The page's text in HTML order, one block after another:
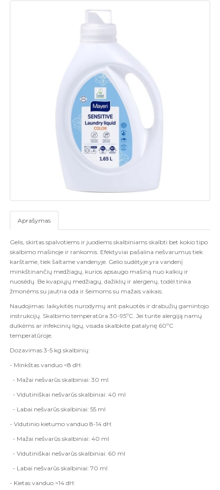
Aprašymas
Gelis, skirtas spalvotiems ir juodiems skalbiniams skalbti bet kokio tipo
skalbimo mašinoje ir rankomis. Efektyviai pašalina nešvarumus tiek
karštame, tiek šaltame vandenyje. Gelio sudėtyje yra vandenį
minkštinančių medžiagų, kurios apsaugo mašiną nuo kalkių ir
nuosėdų. Be kvapiųjų medžiagų, dažiklių ir alergenų, todėl tinka
žmonėms su jautria oda ir šeimoms su mažais vaikais.
Naudojimas: laikykitės nurodymų ant pakuotės ir drabužių gamintojo
instrukcijų. Skalbimo temperatūra 30-95ºC. Jei turite alergiją namų
dulkėms ar infekcinių ligų, visada skalbkite patalynę 60ºC
temperatūroje.
Dozavimas 3-5 kg skalbinių:
- Minkštas vanduo <8 dH:
- Mažai nešvarūs skalbiniai: 30 ml
- Vidutiniškai nešvarūs skalbiniai: 40 ml
- Labai nešvarūs skalbiniai: 55 ml
- Vidutinio kietumo vanduo 8-14 dH:
- Mažai nešvarūs skalbiniai: 40 ml
- Vidutiniškai nešvarūs skalbiniai: 60 ml
- Labai nešvarūs skalbiniai: 70 ml
- Kietas vanduo >14 dH: